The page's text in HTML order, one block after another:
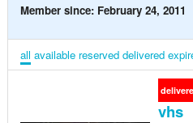
Member since: February 24, 2011
all available reserved delivered
vhs